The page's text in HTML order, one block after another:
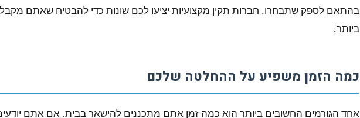
בהתאם לספק שתבחרו. חברות תקין מקצועיות יציעו לכם שונות כדי להבטיח שאתם
ביותר.
כמה הזמן משפיע על ההחלטה שלכם
אחד הגורמים החשובים ביותר הוא כמה זמן אתם מתכננים להישאר בבית. אם אתם